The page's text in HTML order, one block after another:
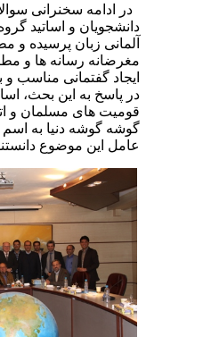
در ادامه سخنرانی
دانشجویان و اساتید
آلمانی زبان پرسیده و
مغرضانه رسانه ها و
ایجاد گفتمانی مناسب و
در پاسخ به این بحث،
قومیت های مسلمان و
گوشه گوشه دنیا به اسم
عامل این موضوع دانستند.